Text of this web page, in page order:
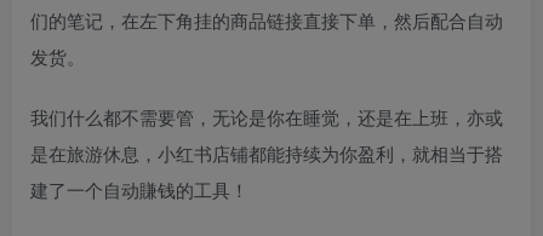
们的笔记，在左下角挂的商品链接直接下单，然后配合自动
发货。
我们什么都不需要管，无论是你在睡觉，还是在上班，亦或
是在旅游休息，小红书店铺都能持续为你盈利，就相当于搭
建了一个自动賺钱的工具！